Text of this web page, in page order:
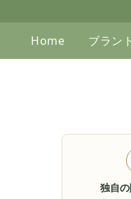
Home ブラン
独自